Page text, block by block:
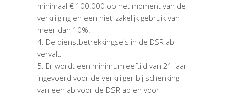
minimaal € 100.000 op het moment van de
verkrijging en een niet-zakelijk gebruik van
meer dan 10%.
De dienstbetrekkingseis in de DSR ab
vervalt.
Er wordt een minimumleeftijd van 21 jaar
ingevoerd voor de verkrijger bij schenking
van een ab voor de DSR ab en voor